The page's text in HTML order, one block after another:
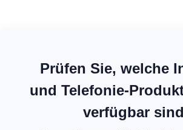
Prüfen Sie, welche
und Telefonie-
verfügbar